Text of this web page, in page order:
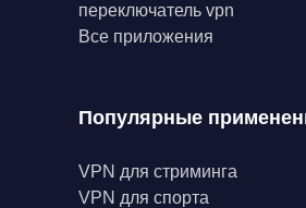
переключатель vpn
Все приложения
Популярные
VPN для стриминга
VPN для спорта